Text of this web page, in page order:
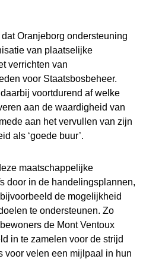
Oranjeborg ondersteuning
van plaatselijke
verrichten van
voor Staatsbosbeheer.
voortdurend af welke
aan de waardigheid van
aan het vervullen van zijn
als ‘goede buur’.
maatschappelijke
door in de handelingsplannen,
de mogelijkheid
te ondersteunen. Zo
de Mont Ventoux
in te zamelen voor de strijd
voor velen een mijlpaal in hun